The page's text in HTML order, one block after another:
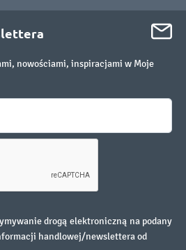
nowościami, inspiracjami w Moje
drogą elektroniczną na podany
handlowej/newslettera od